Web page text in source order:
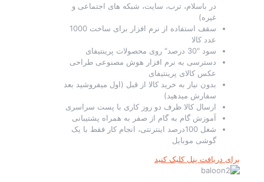
در باسلام، ترب، سایت، شبکه های اجتماعی و
غیره)
سقف استفاده از نرم افزار برای ساخت 1000
عدد کالا
سود "30 درصد" روی محصولات پرینتیفای
دسترسی به نرم افزار هوش مصنوعی طراحی
عکس کالای پرینتیفای
بدون نیاز به خرید کالا از قبل (اول میفروشید بعد
سفارش میدهید)
ارسال کالا ظرف دو روز کاری با پست سراسری
آموزش گام به گام از صفر به همراه پشتیبانی
شغل 100درصد اینترنتی، انجام کار فقط با یک
گوشی موبایل
برای دریافت پنل کلیک کنید